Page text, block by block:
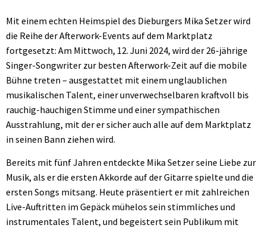
Mit einem echten Heimspiel des Dieburgers Mika Setzer wird
die Reihe der Afterwork-Events auf dem Marktplatz
fortgesetzt: Am Mittwoch, 12. Juni 2024, wird der 26-jährige
Singer-Songwriter zur besten Afterwork-Zeit auf die mobile
Bühne treten – ausgestattet mit einem unglaublichen
musikalischen Talent, einer unverwechselbaren kraftvoll bis
rauchig-hauchigen Stimme und einer sympathischen
Ausstrahlung, mit der er sicher auch alle auf dem Marktplatz
in seinen Bann ziehen wird.
Bereits mit fünf Jahren entdeckte Mika Setzer seine Liebe zur
Musik, als er die ersten Akkorde auf der Gitarre spielte und die
ersten Songs mitsang. Heute präsentiert er mit zahlreichen
Live-Auftritten im Gepäck mühelos sein stimmliches und
instrumentales Talent, und begeistert sein Publikum mit